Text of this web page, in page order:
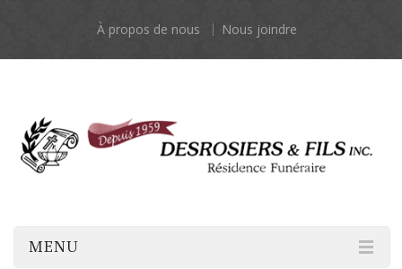
À propos de nous Nous joindre
MENU